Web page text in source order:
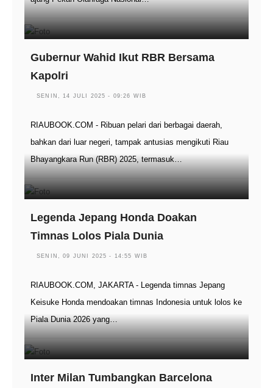
Gubernur Wahid Ikut RBR Bersama
Kapolri
SENIN, 14 JULI 2025 - 09:26 WIB
RIAUBOOK.COM - Ribuan pelari dari berbagai daerah,
bahkan dari luar negeri, tampak antusias mengikuti Riau
Bhayangkara Run (RBR) 2025, termasuk…
Legenda Jepang Honda Doakan
Timnas Lolos Piala Dunia
SENIN, 09 JUNI 2025 - 14:55 WIB
RIAUBOOK.COM, JAKARTA - Legenda timnas Jepang
Keisuke Honda mendoakan timnas Indonesia untuk lolos ke
Piala Dunia 2026 yang…
Inter Milan Tumbangkan Barcelona